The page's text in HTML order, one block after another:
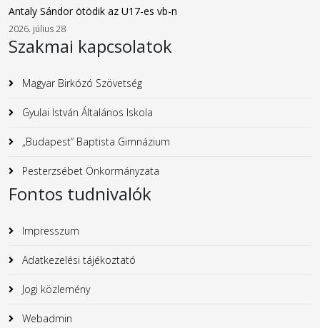
Antaly Sándor ötödik az U17-es vb-n
2026. július 28
Szakmai kapcsolatok
Magyar Birkózó Szövetség
Gyulai István Általános Iskola
„Budapest” Baptista Gimnázium
Pesterzsébet Önkormányzata
Fontos tudnivalók
Impresszum
Adatkezelési tájékoztató
Jogi közlemény
Webadmin